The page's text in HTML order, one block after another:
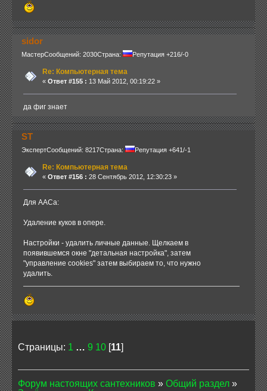
sidor
МастерСообщений: 2030Страна: Репутация +216/-0
Re: Компьютерная тема
« Ответ #155 : 13 Май 2012, 00:19:22 »
да фиг знает
ST
ЭкспертСообщений: 8217Страна: Репутация +641/-1
Re: Компьютерная тема
« Ответ #156 : 28 Сентябрь 2012, 12:30:23 »
Для ААСа:
Удаление куков в опере.
Настройки - удалить личные данные. Щелкаем в
появившемся окне "детальная настройка", затем
"управление cookies" затем выбираем то, что нужно
удалить.
Страницы: 1 … 9 10 [11]
Форум настоящих сантехников » Общий раздел »